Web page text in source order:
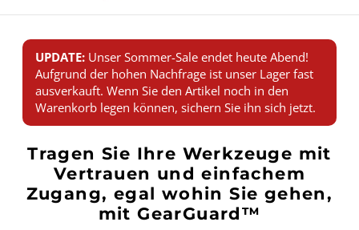
UPDATE: Unser Sommer-Sale endet heute Abend!
Aufgrund der hohen Nachfrage ist unser Lager fast
ausverkauft. Wenn Sie den Artikel noch in den
Warenkorb legen können, sichern Sie ihn sich jetzt.
Tragen Sie Ihre Werkzeuge mit
Vertrauen und einfachem
Zugang, egal wohin Sie gehen,
mit GearGuard™